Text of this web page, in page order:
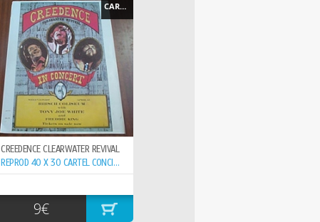
CARTEL - POSTER
CREEDENCE CLEARWATER REVIVAL
REPROD 40 X 30 CARTEL CONCIERTO 15-6- ,
9€